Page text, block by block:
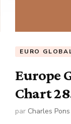
EURO
Europe
Chart
par Charles Pons